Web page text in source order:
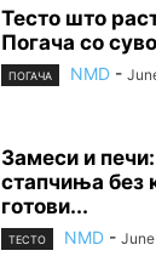
Тесто што
Погача со
ПОГАЧА NMD -
Замеси и
стапчиња без
готови...
ТЕСТО NMD -